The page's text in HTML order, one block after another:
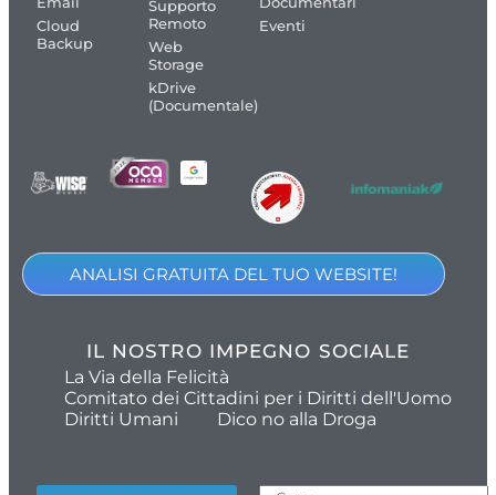
Cloud
Backup
Supporto
Remoto
Web
Storage
kDrive
(Documentale)
Eventi
ANALISI GRATUITA DEL TUO WEBSITE!
IL NOSTRO IMPEGNO SOCIALE
La Via della Felicità
Comitato dei Cittadini per i Diritti dell'Uomo
Diritti Umani
Dico no alla Droga